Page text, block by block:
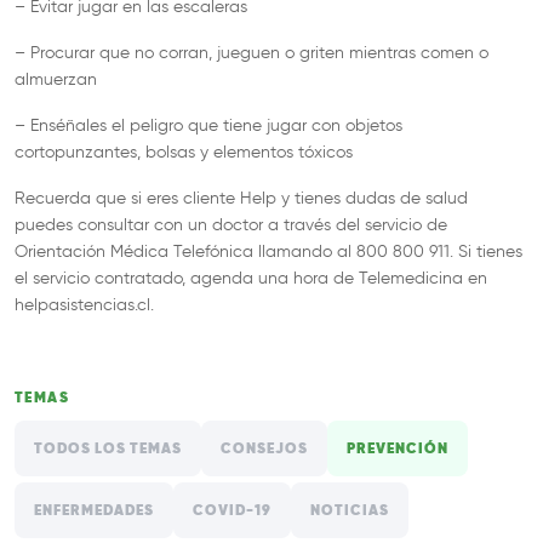
– Evitar jugar en las escaleras
– Procurar que no corran, jueguen o griten mientras comen o
almuerzan
– Enséñales el peligro que tiene jugar con objetos
cortopunzantes, bolsas y elementos tóxicos
Recuerda que si eres cliente Help y tienes dudas de salud
puedes consultar con un doctor a través del servicio de
Orientación Médica Telefónica llamando al 800 800 911. Si tienes
el servicio contratado, agenda una hora de Telemedicina en
helpasistencias.cl.
TEMAS
TODOS LOS TEMAS CONSEJOS PREVENCIÓN
ENFERMEDADES COVID-19 NOTICIAS